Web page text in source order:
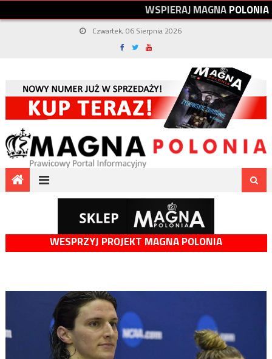
WSPIERAJMAGNAPOLONIA
Czwartek, 06 Sierpnia 2026
WESPRZYJ PROJEKT MAGNA POLONIA